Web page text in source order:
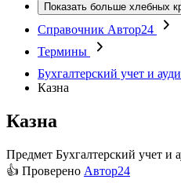
Показать больше хлебных
Справочник Автор24
Термины
Бухгалтерский учет и
Казна
Казна
Предмет Бухгалтерский учет и
👍 Проверено Автор24